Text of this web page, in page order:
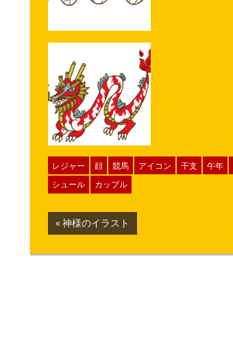
レジャー 顔 競馬 アイコン 干支 午年
シュール
カップル
投
稿
前
の
記
神様のイラスト